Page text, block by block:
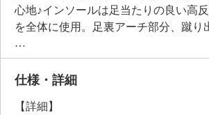
心地♪インソールは足当たりの良い高
を全体に使用。足裏アーチ部分、蹴り
グリップサポート部分）は足裏立体フ
かかと部はしっかりとホールドするヒ
です。取り外して手洗い可能。アウト
当メーカーオリジナル仕様です。
仕様・詳細
【詳細】